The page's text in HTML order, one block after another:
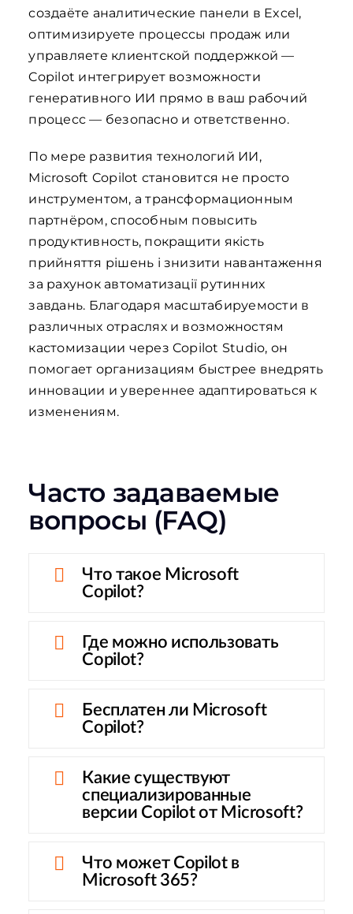
создаёте аналитические панели в Excel,
оптимизируете процессы продаж или
управляете клиентской поддержкой —
Copilot интегрирует возможности
генеративного ИИ прямо в ваш рабочий
процесс — безопасно и ответственно.
По мере развития технологий ИИ,
Microsoft Copilot становится не просто
инструментом, а трансформационным
партнёром, способным повысить
продуктивность, покращити якість
прийняття рішень і знизити навантаження
за рахунок автоматизації рутинних
завдань. Благодаря масштабируемости в
различных отраслях и возможностям
кастомизации через Copilot Studio, он
помогает организациям быстрее внедрять
инновации и увереннее адаптироваться к
изменениям.
Часто задаваемые
вопросы (FAQ)
Что такое Microsoft
Copilot?
Где можно использовать
Copilot?
Бесплатен ли Microsoft
Copilot?
Какие существуют
специализированные
версии Copilot от Microsoft?
Что может Copilot в
Microsoft 365?